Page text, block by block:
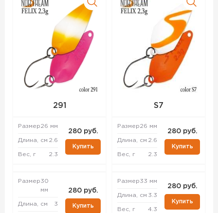
291
Размер26 мм
Длина, см 2.6
Вес, г 2.3
280 руб.
Купить
Размер30
мм
Длина, см 3
280 руб.
Купить
S7
Размер26 мм
Длина, см 2.6
Вес, г 2.3
280 руб.
Купить
Размер33 мм
Длина, см 3.3
Вес, г 4.3
280 руб.
Купить